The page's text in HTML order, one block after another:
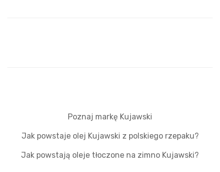
Poznaj markę Kujawski
Jak powstaje olej Kujawski z polskiego rzepaku?
Jak powstają oleje tłoczone na zimno Kujawski?